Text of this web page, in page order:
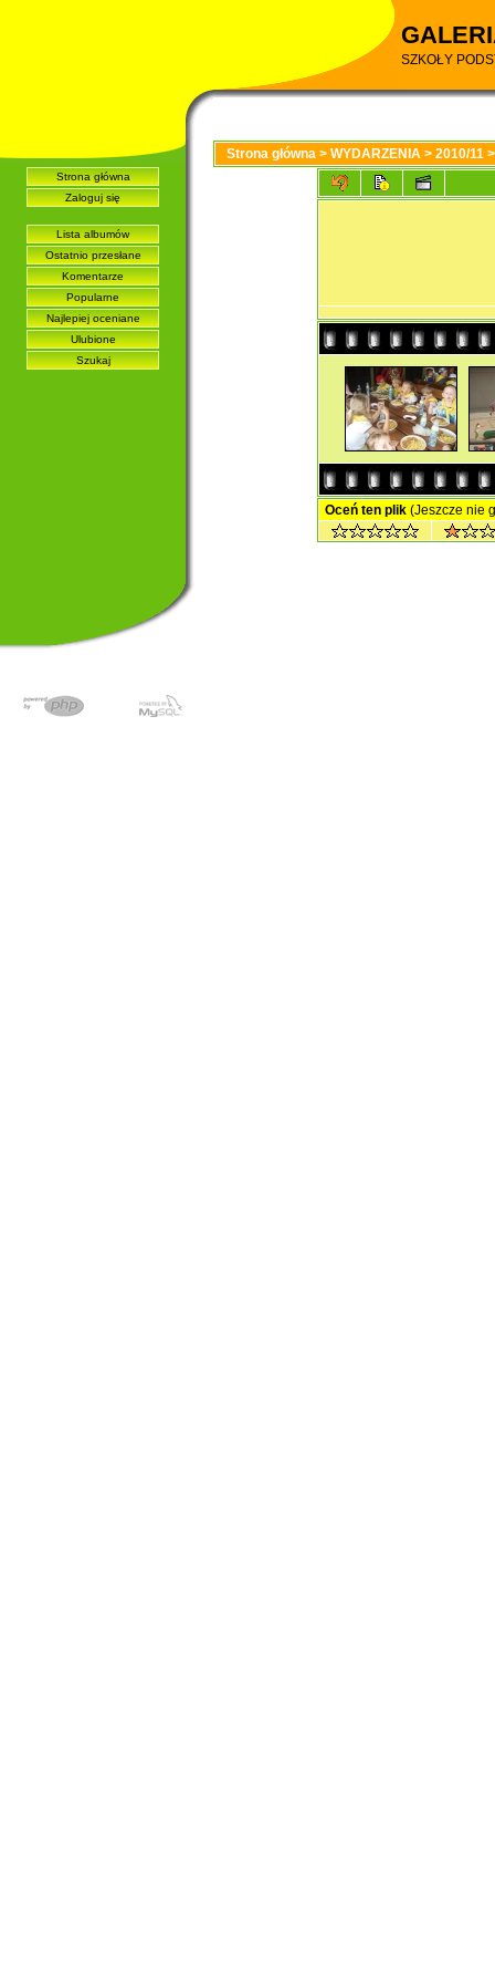
SZKOŁY
Strona główna
Zaloguj się
Lista albumów
Ostatnio przesłane
Komentarze
Popularne
Najlepiej oceniane
Ulubione
Szukaj
Strona główna > WYDARZENIA > 2010/11
Oceń ten plik (Jeszcze nie